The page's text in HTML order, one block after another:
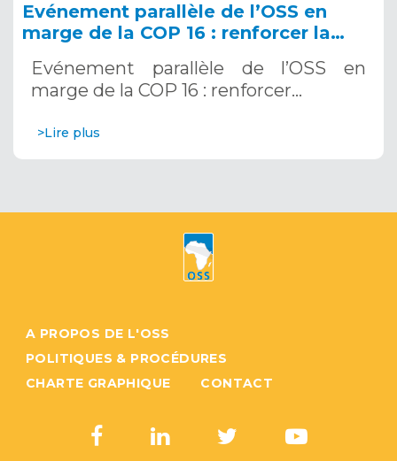
Evénement parallèle de l’OSS en
marge de la COP 16 : renforcer la
Systèmes d’Alerte Précoce
Multirisques. 12 décembre 2024
Evénement parallèle de l’OSS en
marge de la COP 16 : renforcer…
>Lire plus
A PROPOS DE L'OSS
POLITIQUES & PROCÉDURES
CHARTE GRAPHIQUE
CONTACT